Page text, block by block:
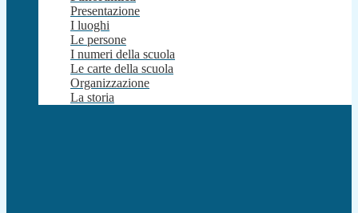
Presentazione
I luoghi
Le persone
I numeri della scuola
Le carte della scuola
Organizzazione
La storia